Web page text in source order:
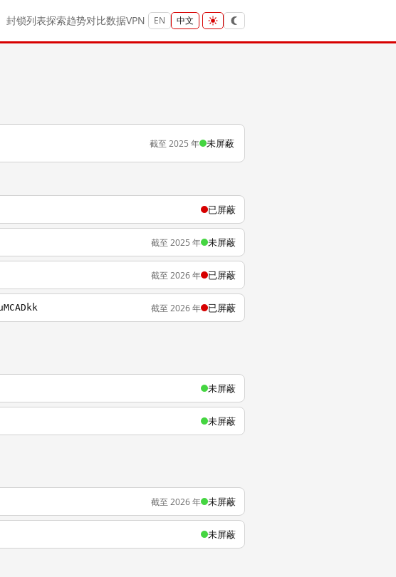
封锁列表探索趋势对比数据VPN EN 中文
截至 2025 年 未屏蔽
已屏蔽
截至 2025 年 未屏蔽
截至 2026 年 已屏蔽
截至 2026 年 已屏蔽
未屏蔽
未屏蔽
截至 2026 年 未屏蔽
未屏蔽